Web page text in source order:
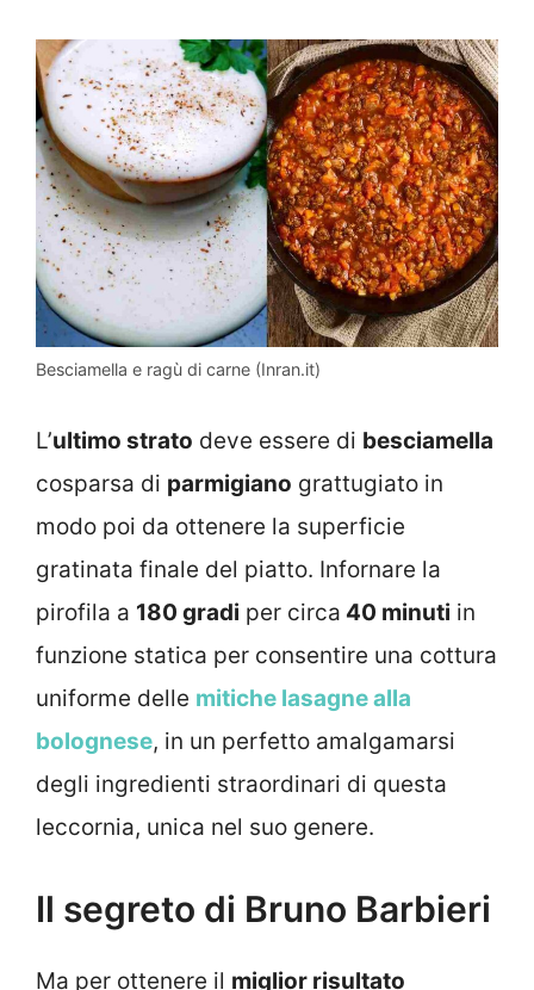
Besciamella e ragù di carne (Inran.it)
L’ultimo strato deve essere di besciamella
cosparsa di parmigiano grattugiato in
modo poi da ottenere la superficie
gratinata finale del piatto. Infornare la
pirofila a 180 gradi per circa 40 minuti in
funzione statica per consentire una cottura
uniforme delle mitiche lasagne alla
bolognese, in un perfetto amalgamarsi
degli ingredienti straordinari di questa
leccornia, unica nel suo genere.
Il segreto di Bruno Barbieri
Ma per ottenere il miglior risultato